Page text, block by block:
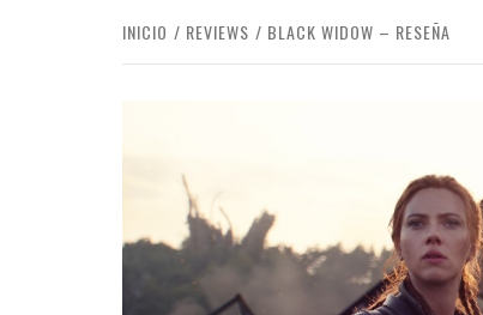
INICIO REVIEWS BLACK WIDOW – RESEÑA